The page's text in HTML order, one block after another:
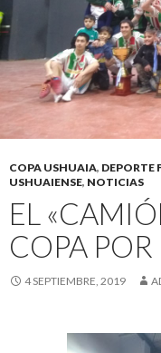
COPA USHUAIA, DEPORTE
USHUAIENSE, NOTICIAS
EL
COPA
4 SEPTIEMBRE, 2019